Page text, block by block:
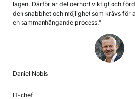
lagen. Därför är det oerhört viktigt och
den snabbhet och möjlighet som krävs för
en sammanhängande process."
Daniel Nobis
IT-chef